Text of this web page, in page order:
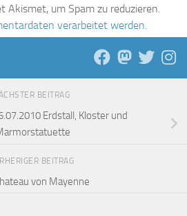
Akismet, um Spam zu reduzieren.
verarbeitet werden.
BEITRAG
Erdstall, Kloster und
BEITRAG
von Mayenne